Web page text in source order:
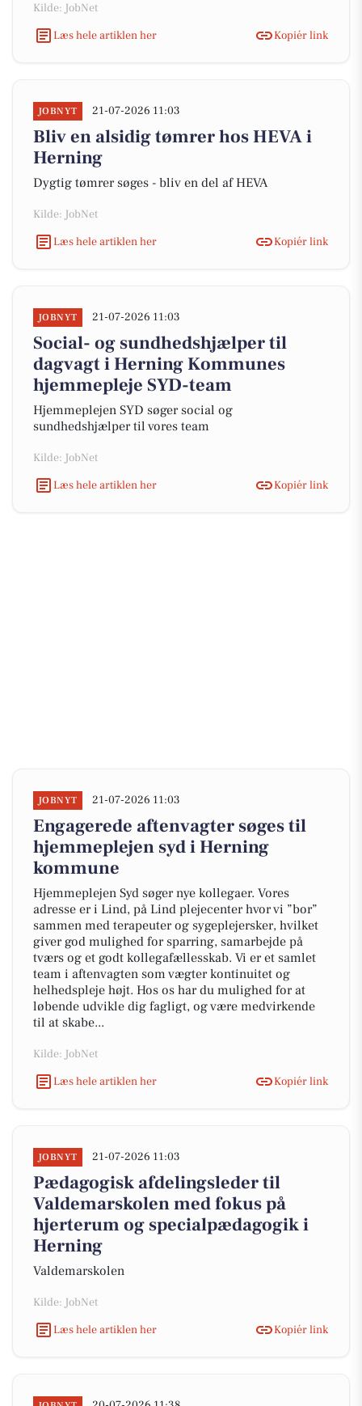
Kilde: JobNet
Læs hele artiklen her
Kopiér link
JOBNYT 21-07-2026 11:03
Bliv en alsidig tømrer hos HEVA i
Herning
Dygtig tømrer søges - bliv en del af HEVA
Kilde: JobNet
Læs hele artiklen her
Kopiér link
JOBNYT 21-07-2026 11:03
Social- og sundhedshjælper til
dagvagt i Herning Kommunes
hjemmepleje SYD-team
Hjemmeplejen SYD søger social og
sundhedshjælper til vores team
Kilde: JobNet
Læs hele artiklen her
Kopiér link
JOBNYT 21-07-2026 11:03
Engagerede aftenvagter søges til
hjemmeplejen syd i Herning
kommune
Hjemmeplejen Syd søger nye kollegaer. Vores
adresse er i Lind, på Lind plejecenter hvor vi ”bor”
sammen med terapeuter og sygeplejersker, hvilket
giver god mulighed for sparring, samarbejde på
tværs og et godt kollegafællesskab. Vi er et samlet
team i aftenvagten som vægter kontinuitet og
helhedspleje højt. Hos os har du mulighed for at
løbende udvikle dig fagligt, og være medvirkende
til at skabe...
Kilde: JobNet
Læs hele artiklen her
Kopiér link
JOBNYT 21-07-2026 11:03
Pædagogisk afdelingsleder til
Valdemarskolen med fokus på
hjerterum og specialpædagogik i
Herning
Valdemarskolen
Kilde: JobNet
Læs hele artiklen her
Kopiér link